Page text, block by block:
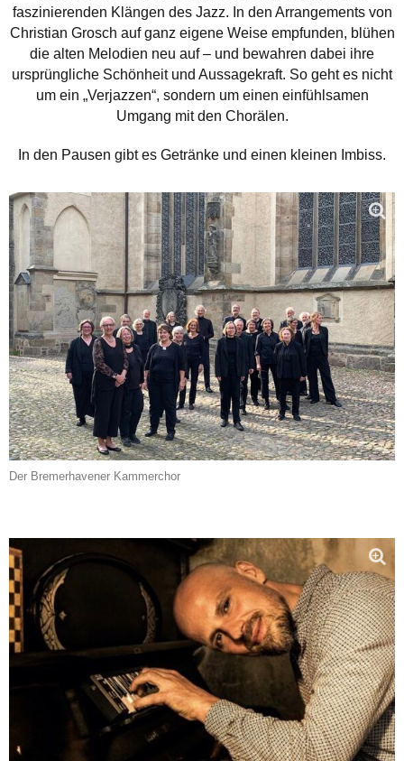
faszinierenden Klängen des Jazz. In den Arrangements von
Christian Grosch auf ganz eigene Weise empfunden, blühen
die alten Melodien neu auf – und bewahren dabei ihre
ursprüngliche Schönheit und Aussagekraft. So geht es nicht
um ein „Verjazzen“, sondern um einen einfühlsamen
Umgang mit den Chorälen.
In den Pausen gibt es Getränke und einen kleinen Imbiss.
Der Bremerhavener Kammerchor